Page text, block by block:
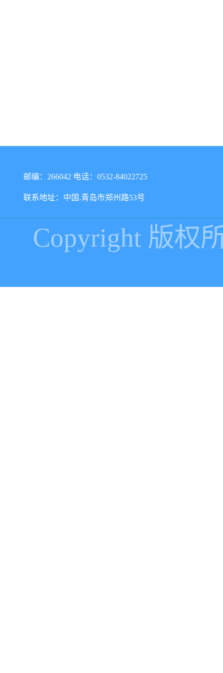
邮编：266042 电话：0532-84022725
联系地址：中国.青岛市郑州路53号
Copyright 版权